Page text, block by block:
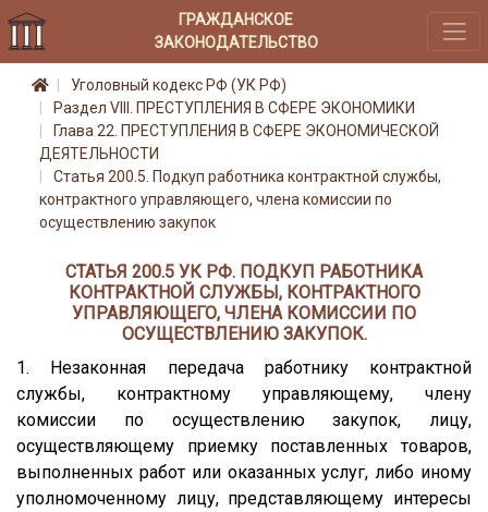
ГРАЖДАНСКОЕ
ЗАКОНОДАТЕЛЬСТВО
Уголовный кодекс РФ (УК РФ)
Раздел VIII. ПРЕСТУПЛЕНИЯ В СФЕРЕ ЭКОНОМИКИ
Глава 22. ПРЕСТУПЛЕНИЯ В СФЕРЕ ЭКОНОМИЧЕСКОЙ
ДЕЯТЕЛЬНОСТИ
Статья 200.5. Подкуп работника контрактной службы,
контрактного управляющего, члена комиссии по
осуществлению закупок
СТАТЬЯ 200.5 УК РФ. ПОДКУП РАБОТНИКА
КОНТРАКТНОЙ СЛУЖБЫ, КОНТРАКТНОГО
УПРАВЛЯЮЩЕГО, ЧЛЕНА КОМИССИИ ПО
ОСУЩЕСТВЛЕНИЮ ЗАКУПОК.
1. Незаконная передача работнику контрактной
службы, контрактному управляющему, члену
комиссии по осуществлению закупок, лицу,
осуществляющему приемку поставленных товаров,
выполненных работ или оказанных услуг, либо иному
уполномоченному лицу, представляющему интересы